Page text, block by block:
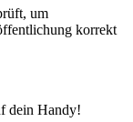
um
korrekt
dein Handy!